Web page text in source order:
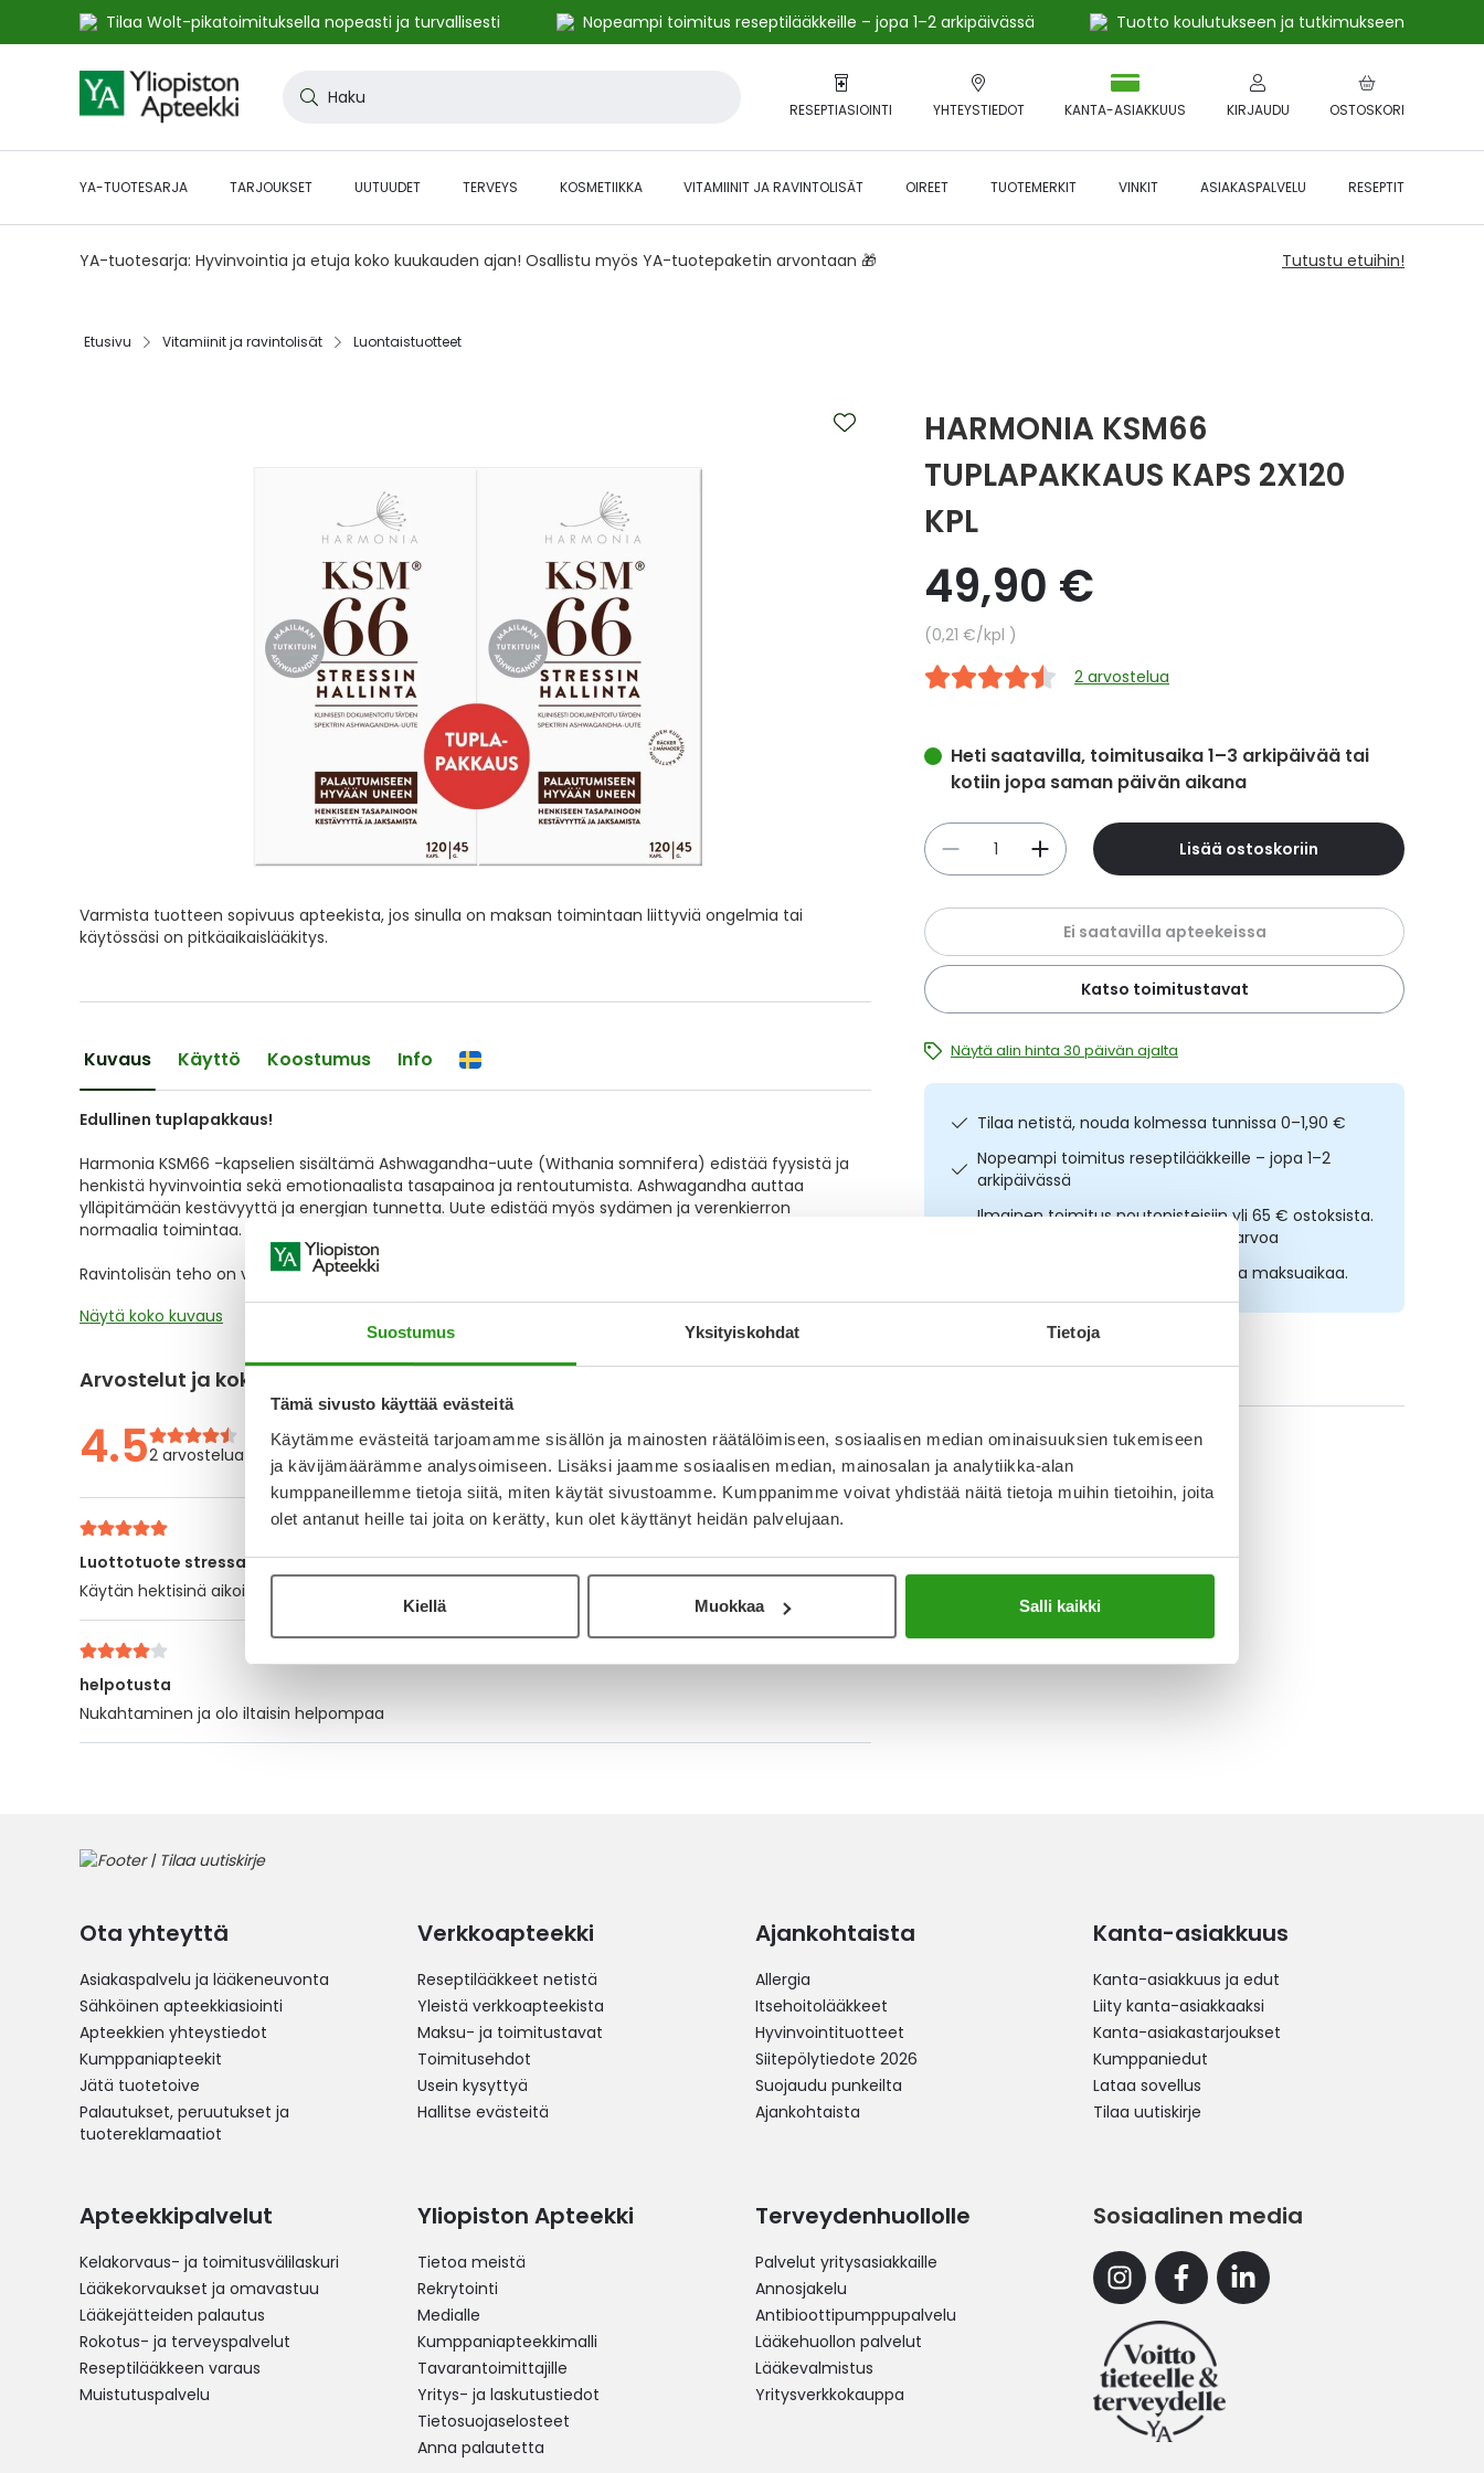
Suostumus Yksityiskohdat Tietoja
Tämä sivusto käyttää evästeitä
Käytämme evästeitä tarjoamamme sisällön ja mainosten räätälöimiseen, sosiaalisen median ominaisuuksien tukemiseen
ja kävijämäärämme analysoimiseen. Lisäksi jaamme sosiaalisen median, mainosalan ja analytiikka-alan
kumppaneillemme tietoja siitä, miten käytät sivustoamme. Kumppanimme voivat yhdistää näitä tietoja muihin tietoihin, joita
olet antanut heille tai joita on kerätty, kun olet käyttänyt heidän palvelujaan.
Kiellä Muokkaa Salli kaikki
Tilaa Wolt-pikatoimituksella nopeasti ja turvallisesti Nopeampi toimitus reseptilääkkeille – jopa 1–2 arkipäivässä
Tuotto koulutukseen ja tutkimukseen
to
Content
RESEPTIASIOINTI YHTEYSTIEDOT OSTOSKORI
KANTA-ASIAKKUUS KIRJAUDU
YA-TUOTESARJA TARJOUKSET UUTUUDET TERVEYS KOSMETIIKKA VITAMIINIT JA RAVINTOLISÄT OIREET TUOTEMERKIT VINKIT ASIAKASPALVELU RESEPTIT
YA-tuotesarja: Hyvinvointia ja etuja koko kuukauden ajan! Osallistu myös YA-tuotepaketin arvontaan 🎁 Tutustu etuihin!
Etusivu‎ Vitamiinit ja ravintolisät‎ Luontaistuotteet‎
to
the
beginning
the
Varmista tuotteen sopivuus apteekista, jos sinulla on maksan toimintaan liittyviä ongelmia tai
käytössäsi on pitkäaikaislääkitys.
Kuvaus Käyttö Koostumus Info
Edullinen tuplapakkaus!
Harmonia KSM66 -kapselien sisältämä Ashwagandha-uute (Withania somnifera) edistää fyysistä ja
henkistä hyvinvointia sekä emotionaalista tasapainoa ja rentoutumista. Ashwagandha auttaa
ylläpitämään kestävyyttä ja energian tunnetta. Uute edistää myös sydämen ja verenkierron
normaalia toimintaa.
Ravintolisän teho on valmistajan mukaan havaittavissa jo
Näytä koko kuvaus
Arvostelut ja kokemuksia
4.52 arvostelua Kirjoita arvostelu
4.10.2024
Luottotuote stressaavina aikoina
Käytän hektisinä aikoina ja myös untaparantavana tuotteena. Suosittelen!
helpotusta
Nukahtaminen ja olo iltaisin helpompaa
HARMONIA KSM66
TUPLAPAKKAUS KAPS 2X120
KPL
49,90 €
Yksikköhinta
0,21 €/kpl
2 arvostelua
Heti saatavilla, toimitusaika 1–3 arkipäivää tai
kotiin jopa saman päivän aikana
Määrä
Lisää ostoskoriin
Ei saatavilla apteekeissa
Katso toimitustavat
Näytä alin hinta 30 päivän ajalta
Tilaa netistä, nouda kolmessa tunnissa 0–1,90 €
Nopeampi toimitus reseptilääkkeille – jopa 1–2
arkipäivässä
Ilmainen toimitus noutopisteisiin yli 65 € ostoksista.
Lääkkeet eivät kerrytä ostoskorin arvoa
Osta nyt, saat 45 päivää korotonta maksuaikaa.
Katso kaikki Harmonia-tuotteet
Ota yhteyttä
Asiakaspalvelu ja lääkeneuvonta
Sähköinen apteekkiasiointi
Apteekkien yhteystiedot
Kumppaniapteekit
Jätä tuotetoive
Palautukset, peruutukset ja
tuotereklamaatiot
Verkkoapteekki
Reseptilääkkeet netistä
Yleistä verkkoapteekista
Maksu- ja toimitustavat
Toimitusehdot
Usein kysyttyä
Hallitse evästeitä
Ajankohtaista
Allergia
Itsehoitolääkkeet
Hyvinvointituotteet
Siitepölytiedote 2026
Suojaudu punkeilta
Ajankohtaista
Kanta-asiakkuus
Kanta-asiakkuus ja edut
Liity kanta-asiakkaaksi
Kanta-asiakastarjoukset
Kumppaniedut
Lataa sovellus
Tilaa uutiskirje
Apteekkipalvelut
Kelakorvaus- ja toimitusvälilaskuri
Lääkekorvaukset ja omavastuu
Lääkejätteiden palautus
Rokotus- ja terveyspalvelut
Reseptilääkkeen varaus
Muistutuspalvelu
Yliopiston Apteekki
Tietoa meistä
Rekrytointi
Medialle
Kumppaniapteekkimalli
Tavarantoimittajille
Yritys- ja laskutustiedot
Tietosuojaselosteet
Anna palautetta
Terveydenhuollolle
Palvelut yritysasiakkaille
Annosjakelu
Antibioottipumppupalvelu
Lääkehuollon palvelut
Lääkevalmistus
Yritysverkkokauppa
Sosiaalinen media
InstagramFacebookLinkedin